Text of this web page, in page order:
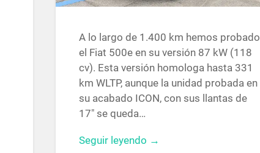
A lo largo de 1.400 km hemos probado
el Fiat 500e en su versión 87 kW (118
cv). Esta versión homologa hasta 331
km WLTP, aunque la unidad probada en
su acabado ICON, con sus llantas de
17″ se queda…
Seguir leyendo →